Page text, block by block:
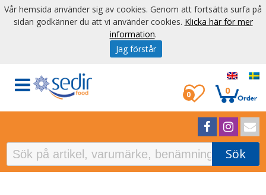
0
0
Sök
Vår hemsida använder sig av cookies. Genom att fortsätta surfa på
sidan godkänner du att vi använder cookies. Klicka här för mer
information.
Jag förstår